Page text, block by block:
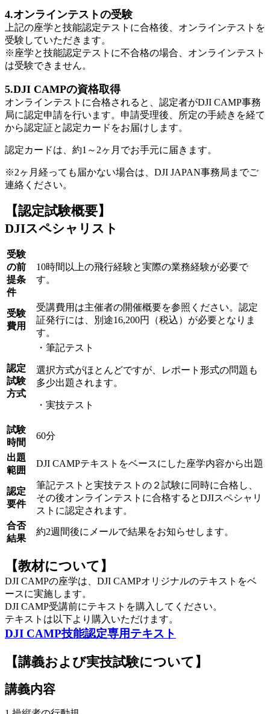
4.オンラインテストの受験
上記の座学と技能認定テストに合格後、オンラインテストを
受験していただきます。
※座学と技能認定テストに不合格の場合、オンラインテスト
は受験できません。
5.DJI CAMPの資格取得
オンラインテストに合格されると、認定者がDJI CAMP事務
局に認定申請を行います。申請受理後、所定の手続きを経て
から認定証と認定カードをお届けします。
認定カードは、約1～2ヶ月でお手元に届きます。
※2ヶ月経っても届かない場合は、DJI JAPAN事務局までご
連絡ください。
【認定試験概要】
DJIスペシャリスト
受験
の前
提条
件
10時間以上の飛行経験と実際の業務経験が必要で
す。
受験
費用
受講費用は主催者の開催概要を参照ください。認定
証発行には、別途16,200円（税込）が必要となりま
す。
認定
試験
方式
・筆記テスト
選択方式がほとんどですが、レポート形式の問題も
多少出題されます。
・実技テスト
試験
時間
60分
出題
範囲
DJI CAMPテキストをベースにした座学内容から出題
認定
要件
筆記テストと実技テストの２試験に同時に合格し、
その後オンラインテストに合格するとDJIスペシャリ
ストに認定されます。
合否
結果
約2週間後にメールで結果をお知らせします。
【教材について】
DJI CAMPの座学は、DJI CAMPオリジナルのテキストをベ
ースに実施します。
DJI CAMP受講前にテキストを購入してください。
テキストは以下より購入いただけます。
DJI CAMP技能認定専用テキスト
【講義および実技試験について】
講義内容